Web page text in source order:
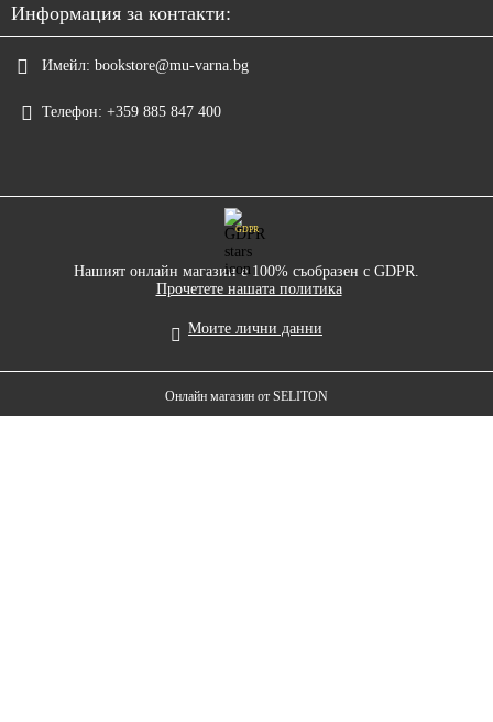
Информация за контакти:
Имейл: bookstore@mu-varna.bg
Телефон: +359 885 847 400
GDPR
Нашият онлайн магазин е 100% съобразен с GDPR.
Прочетете нашата политика
Моите лични данни
Онлайн магазин от SELITON